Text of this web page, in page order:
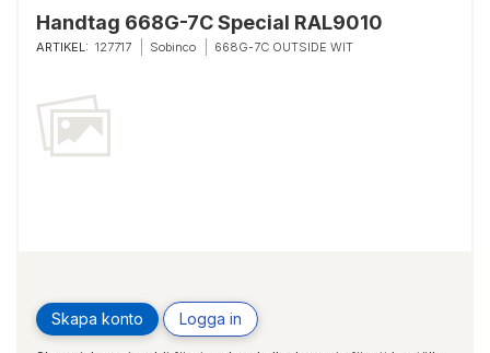
Handtag 668G-7C Special RAL9010
ARTIKEL: 127717 Sobinco 668G-7C OUTSIDE WIT
Skapa konto Logga in